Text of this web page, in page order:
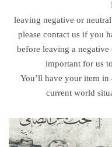
leaving negative or
please contact us if you
before leaving a
important for us
You’ll have your item in
current world